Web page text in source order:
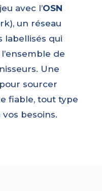
avec l’OSN
un réseau
labellisés qui
de
Une
sourcer
fiable, tout type
besoins.